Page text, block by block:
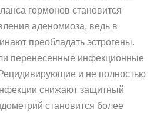
гормонов становится
аденомиоза, ведь в
преобладать эстрогены.
перенесенные инфекционные
и не полностью
снижают защитный
становится более